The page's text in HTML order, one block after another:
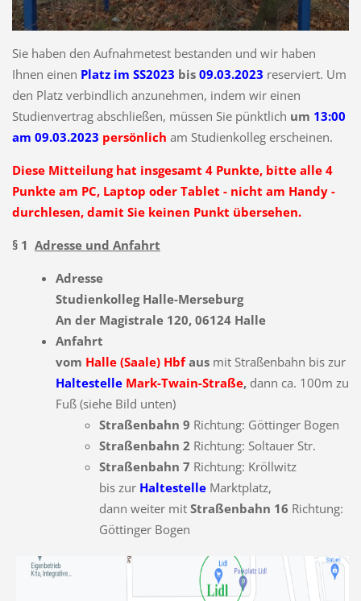
Sie haben den Aufnahmetest bestanden und wir haben
Ihnen einen Platz im SS2023 bis09.03.2023 reserviert. Um
den Platz verbindlich anzunehmen, indem wir einen
Studienvertrag abschließen, müssen Sie pünktlich um 13:00
am 09.03.2023 persönlich am Studienkolleg erscheinen.
Diese Mitteilung hat insgesamt 4 Punkte, bitte alle 4
Punkte am PC, Laptop oder Tablet - nicht am Handy -
durchlesen, damit Sie keinen Punkt übersehen.
§ 1 Adresse und Anfahrt
Adresse
Studienkolleg Halle-Merseburg
An der Magistrale 120, 06124 Halle
Anfahrt
vom Halle (Saale) Hbfausmit Straßenbahn bis zur
Haltestelle Mark-Twain-Straße,dann ca. 100m zu
Fuß (siehe Bild unten)
Straßenbahn 9 Richtung: Göttinger Bogen
Straßenbahn 2 Richtung: Soltauer Str.
Straßenbahn 7 Richtung: Kröllwitz
bis zur HaltestelleMarktplatz,
dann weiter mit Straßenbahn 16 Richtung:
Göttinger Bogen